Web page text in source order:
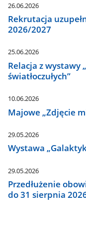
26.06.2026
Rekrutacja
2026/2027
25.06.2026
Relacja z
światłoczułych”
10.06.2026
Majowe „Zdjęcie
29.05.2026
Wystawa
29.05.2026
Przedłużenie
do 31 sierpnia